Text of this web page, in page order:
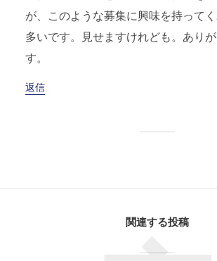
が、このような募集に興味を持って
多いです。見せますけれども。あり
す。
返信
関連する投稿